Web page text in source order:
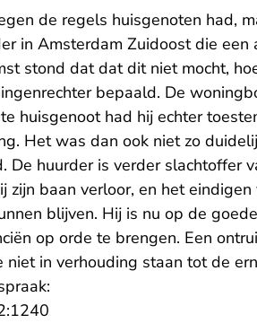
de regels huisgenoten had,
in Amsterdam Zuidoost die
stond dat dat dit niet mocht,
bepaald. De
huisgenoot had hij echter
Het was dan ook niet zo
De huurder is verder slachtoffer
zijn baan verloor, en het
blijven. Hij is nu op de
op orde te brengen. Een
niet in verhouding staan tot de